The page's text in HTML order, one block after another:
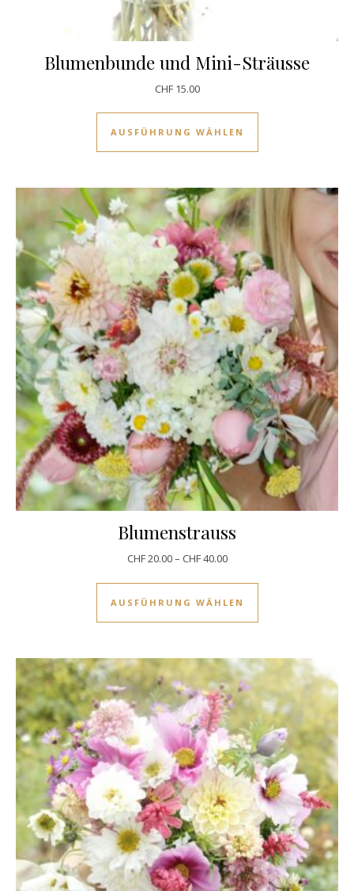
Blumenbunde und Mini-Sträusse
CHF15.00
AUSFÜHRUNG WÄHLEN
Dieses Produkt
Blumenstrauss
CHF20.00– CHF40.00
AUSFÜHRUNG WÄHLEN
Dieses Produkt